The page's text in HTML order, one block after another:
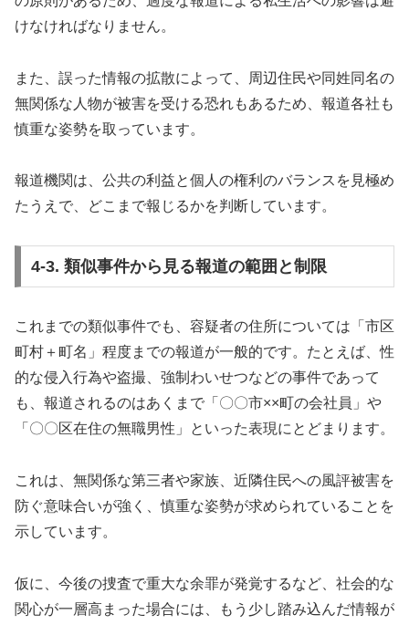
けなければなりません。
また、誤った情報の拡散によって、周辺住民や同姓同名の
無関係な人物が被害を受ける恐れもあるため、報道各社も
慎重な姿勢を取っています。
報道機関は、公共の利益と個人の権利のバランスを見極め
たうえで、どこまで報じるかを判断しています。
4-3. 類似事件から見る報道の範囲と制限
これまでの類似事件でも、容疑者の住所については「市区
町村＋町名」程度までの報道が一般的です。たとえば、性
的な侵入行為や盗撮、強制わいせつなどの事件であって
も、報道されるのはあくまで「〇〇市××町の会社員」や
「〇〇区在住の無職男性」といった表現にとどまります。
これは、無関係な第三者や家族、近隣住民への風評被害を
防ぐ意味合いが強く、慎重な姿勢が求められていることを
示しています。
仮に、今後の捜査で重大な余罪が発覚するなど、社会的な
関心が一層高まった場合には、もう少し踏み込んだ情報が